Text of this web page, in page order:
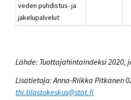
veden puhdistus- ja
jakelupalvelut
Lähde: Tuottajahintaindeksi 2020,
Lisätietoja: Anna-Riikka Pitkänen
thi.tilastokeskus@stat.fi